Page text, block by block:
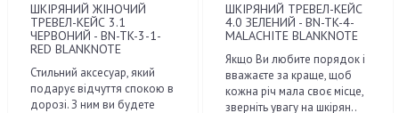
ШКІРЯНИЙ ЖІНОЧИЙ
ТРЕВЕЛ-КЕЙС 3.1
ЧЕРВОНИЙ - BN-TK-3-1-
RED BLANKNOTE
Стильний аксесуар, який
подарує відчуття спокою в
дорозі. З ним ви будете
ШКІРЯНИЙ ТРЕВЕЛ-КЕЙС
4.0 ЗЕЛЕНИЙ - BN-TK-4-
MALACHITE BLANKNOTE
Якщо Ви любите порядок і
вважаєте за краще, щоб
кожна річ мала своє місце,
зверніть увагу на шкірян..